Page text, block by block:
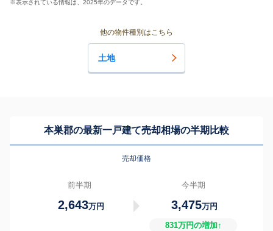
※表示されている情報は、2025年のデータです。
他の物件種別はこちら
土地
本巣郡の最新一戸建て売却相場の半期比較
売却価格
前半期
2,643万円
今半期
3,475万円
831万円の増加↑